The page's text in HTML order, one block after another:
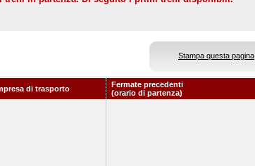
Stampa questa pagina
di trasporto
Fermate precedenti
(orario di partenza)